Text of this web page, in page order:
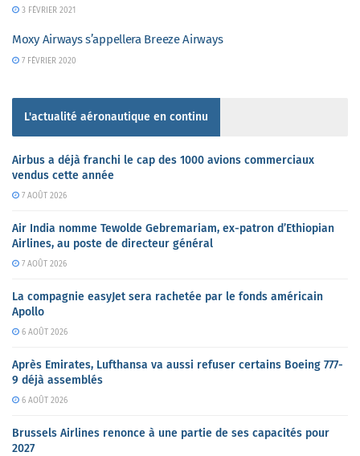
3 FÉVRIER 2021
Moxy Airways s’appellera Breeze Airways
7 FÉVRIER 2020
L'actualité aéronautique en continu
Airbus a déjà franchi le cap des 1000 avions commerciaux
vendus cette année
7 AOÛT 2026
Air India nomme Tewolde Gebremariam, ex-patron d’Ethiopian
Airlines, au poste de directeur général
7 AOÛT 2026
La compagnie easyJet sera rachetée par le fonds américain
Apollo
6 AOÛT 2026
Après Emirates, Lufthansa va aussi refuser certains Boeing 777-
9 déjà assemblés
6 AOÛT 2026
Brussels Airlines renonce à une partie de ses capacités pour
2027